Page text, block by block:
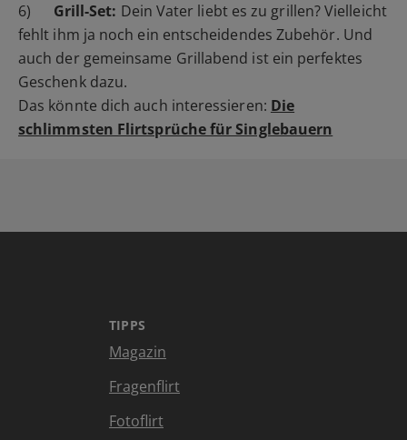
6) Grill-Set: Dein Vater liebt es zu grillen? Vielleicht
fehlt ihm ja noch ein entscheidendes Zubehör. Und
auch der gemeinsame Grillabend ist ein perfektes
Geschenk dazu.
Das könnte dich auch interessieren: Die
schlimmsten Flirtsprüche für Singlebauern
TIPPS
Magazin
Fragenflirt
Fotoflirt